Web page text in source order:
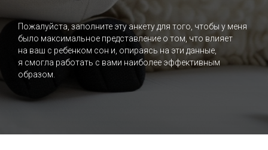
Пожалуйста, заполните эту анкету для того, чтобы у меня
было максимальное представление о том, что влияет
на ваш с ребенком сон и, опираясь на эти данные,
я смогла работать с вами наиболее эффективным
образом.